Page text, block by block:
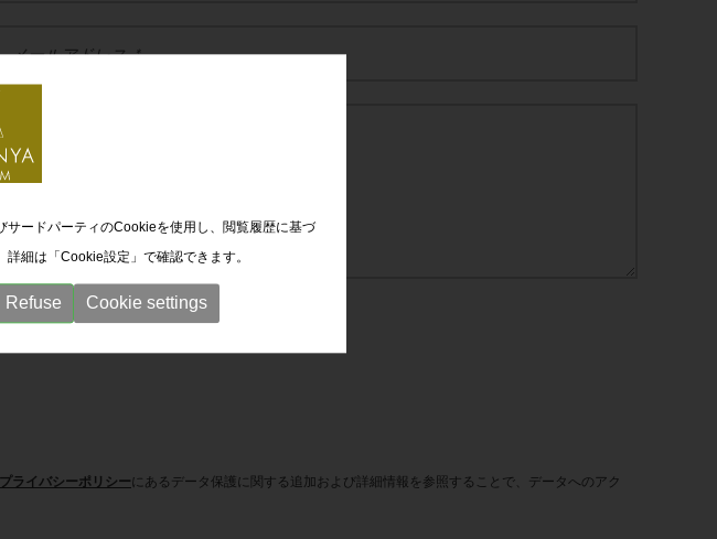
ードパーティのCookieを使用し、閲覧履歴に基づ
細は「Cookie設定」で確認できます。
Refuse Cookie settings
プライバシーポリシーにあるデータ保護に関する追加および詳細情報を参照することで、データへのアク